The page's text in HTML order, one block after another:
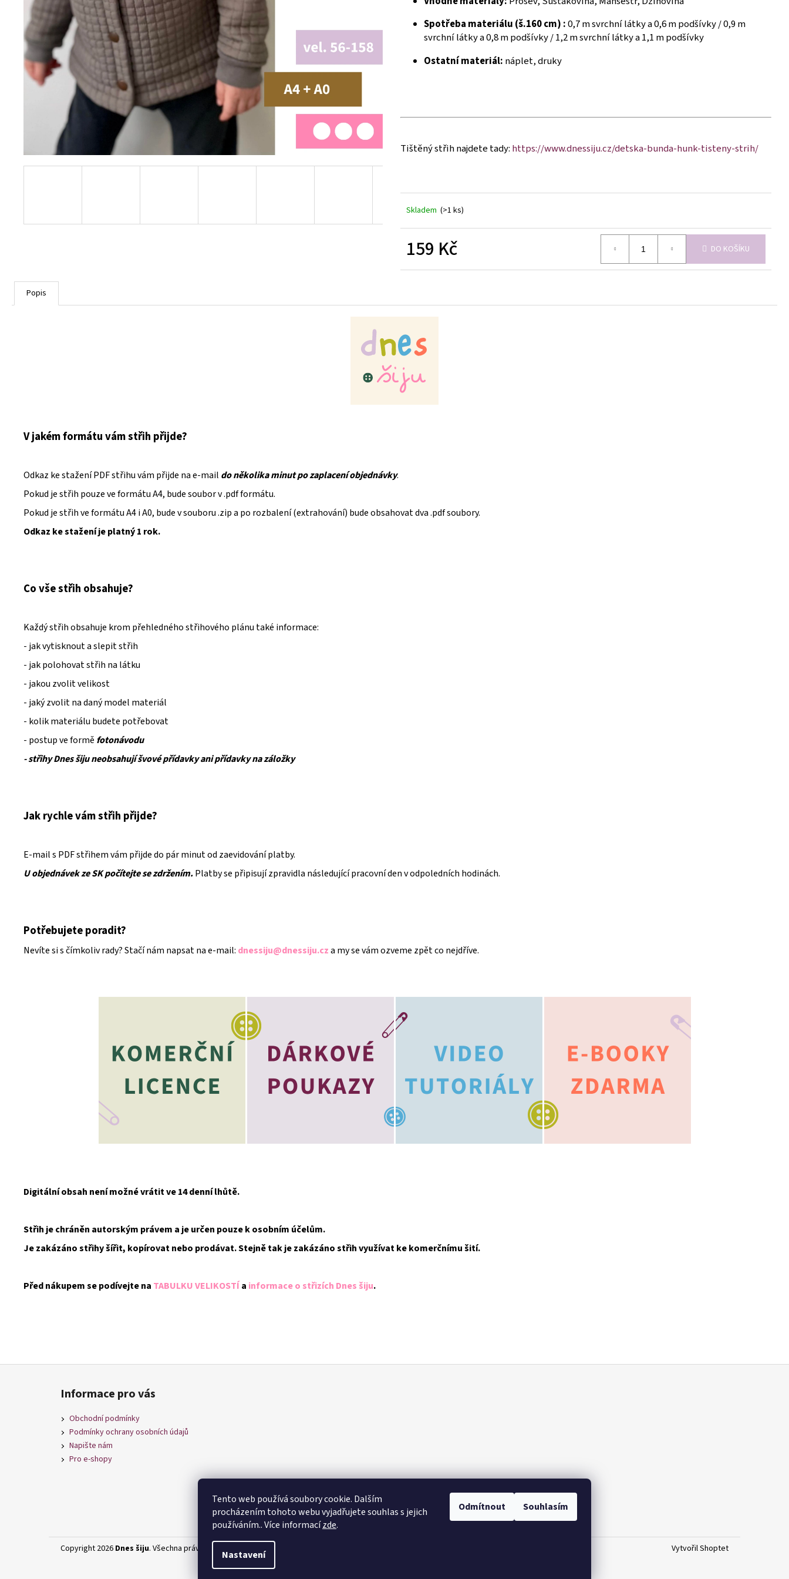
Tento web používá soubory cookie. Dalším
procházením tohoto webu vyjadřujete souhlas s jejich
používáním.. Více informacízde.
Nastavení
Odmítnout Souhlasím
Spotřeba materiálu (š.160 cm) :0,7 m svrchní látky a 0,6 m podšívky / 0,9 m
svrchní látky a 0,8 m podšívky / 1,2 m svrchní látky a 1,1 m podšívky
Ostatní materiál: náplet, druky
Tištěný střih najdete tady: https://www.dnessiju.cz/detska-bunda-hunk-tisteny-strih/
Skladem (>1 ks)
159 Kč DO KOŠÍKU
Popis
V jakém formátu vám střih přijde?
Odkaz ke stažení PDF střihu vám přijde na e-mail do několika minut po zaplacení objednávky.
Pokud je střih pouze ve formátu A4, bude soubor v .pdf formátu.
Pokud je střih ve formátu A4 i A0, bude v souboru .zip a po rozbalení (extrahování) bude obsahovat dva .pdf soubory.
Odkaz ke stažení je platný 1 rok.
Co vše střih obsahuje?
Každý střih obsahuje krom přehledného střihového plánu také informace:
- jak vytisknout a slepit střih
- jak polohovat střih na látku
- jakou zvolit velikost
- jaký zvolit na daný model materiál
- kolik materiálu budete potřebovat
- postup ve formě fotonávodu
- střihy Dnes šiju neobsahují švové přídavky ani přídavky na záložky
Jak rychle vám střih přijde?
E-mail s PDF střihem vám přijde do pár minut od zaevidování platby.
U objednávek ze SK počítejte se zdržením.Platby se připisují zpravidla následující pracovní den v odpoledních hodinách.
Potřebujete poradit?
Nevíte si s čímkoliv rady? Stačí nám napsat na e-mail: dnessiju@dnessiju.cza my se vám ozveme zpět co nejdříve.
Digitální obsah není možné vrátit ve 14 denní lhůtě.
Střih je chráněn autorským právem a je určen pouze k osobním účelům.
Je zakázáno střihy šířit, kopírovat nebo prodávat. Stejně tak je zakázáno střih využívat ke komerčnímu šití.
Před nákupem se podívejte na TABULKU VELIKOSTÍa informace o střizích Dnes šiju.
Z
Informace pro vás
Obchodní podmínky
Podmínky ochrany osobních údajů
Napište nám
Pro e-shopy
Vytvořil Shoptet
Copyright 2026 Dnes šiju. Všechna práva vyhrazena. Upravit nastavení cookies